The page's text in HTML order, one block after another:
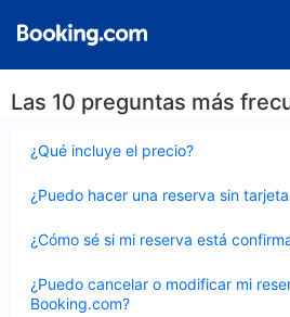
Las 10 preguntas más
¿Qué incluye el precio?
cerrado
¿Puedo hacer una reserva sin
cerrado
¿Cómo sé si mi reserva está
cerrado
¿Puedo cancelar o modificar mi
Booking.com?
cerrado